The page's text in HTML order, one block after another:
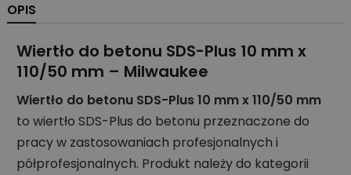
OPIS
Wiertło do betonu SDS-Plus 10 mm x
110/50 mm – Milwaukee
Wiertło do betonu SDS-Plus 10 mm x 110/50 mm
to wiertło SDS-Plus do betonu przeznaczone do
pracy w zastosowaniach profesjonalnych i
półprofesjonalnych. Produkt należy do kategorii